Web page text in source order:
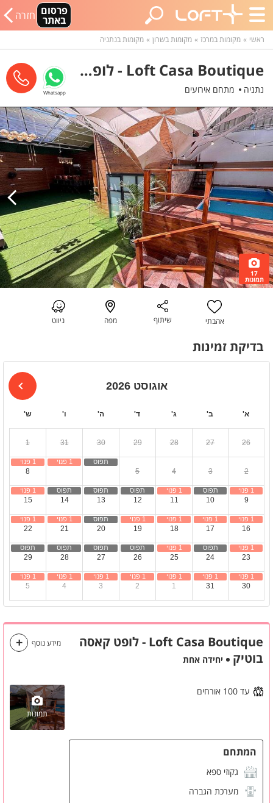
פרסום
באתר חזרה
ראשי מקומות במרכז מקומות בשרון מקומות בנתניה
Loft Casa Boutique - לופט קאסה בוטיק
נתניה מתחם אירועים Whatsapp
17
תמונות
אהבתי שיתוף מפה ניווט
בדיקת זמינות
אוגוסט 2026
א' ב' ג' ד' ה' ו' ש'
26
27
28
29
30
31
1
2
3
4
5
8
9
10
11
12
13
14
15
16
17
18
19
20
21
22
23
24
25
26
27
28
29
30
31
1
2
3
4
5
Loft Casa Boutique - לופט קאסה
בוטיק
יחידה אחת
תמונות
עד 100 אורחים
המתחם
גקוזי ספא
מערכת הגברה
מידע נוסף